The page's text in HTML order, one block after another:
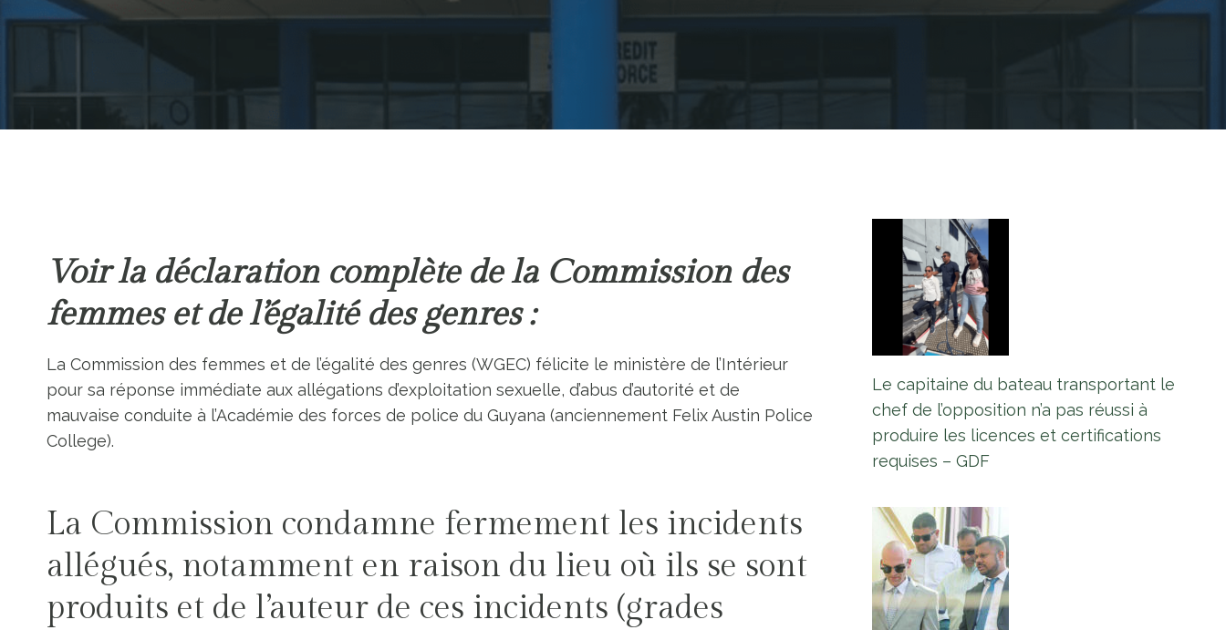
Voir la déclaration complète de la Commission des
femmes et de l’égalité des genres :
La Commission des femmes et de l’égalité des genres (WGEC) félicite le ministère de l’Intérieur
pour sa réponse immédiate aux allégations d’exploitation sexuelle, d’abus d’autorité et de
mauvaise conduite à l’Académie des forces de police du Guyana (anciennement Felix Austin Police
College).
La Commission condamne fermement les incidents
allégués, notamment en raison du lieu où ils se sont
produits et de l’auteur de ces incidents (grades
Le capitaine du bateau transportant le
chef de l’opposition n’a pas réussi à
produire les licences et certifications
requises – GDF